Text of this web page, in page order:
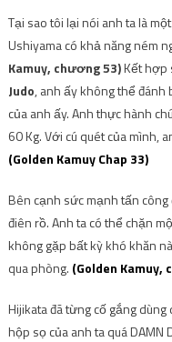
Tại sao tôi lại nói anh ta là
Ushiyama có khả năng ném
Kamuy, chương 53)Kết hợp
Judo, anh ấy không thể đánh
của anh ấy. Anh thực hành
60 Kg. Với cú quét của mình,
(Golden Kamuy Chap 33)
Bên cạnh sức mạnh tấn công
điên rồ. Anh ta có thể chặn
không gặp bất kỳ khó khăn
qua phòng. (Golden Kamuy,
Hijikata đã từng cố gắng dùng
hộp sọ của anh ta quá DAMN